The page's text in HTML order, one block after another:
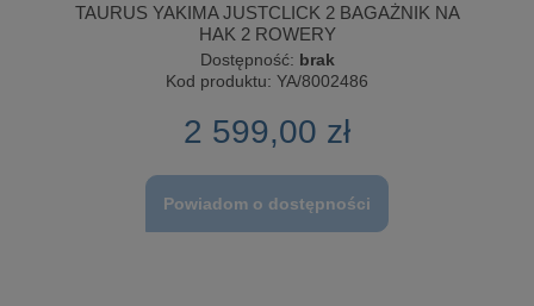
TAURUS YAKIMA JUSTCLICK 2 BAGAŻNIK NA
HAK 2 ROWERY
Dostępność: brak
Kod produktu: YA/8002486
2 599,00 zł
Powiadom o dostępności